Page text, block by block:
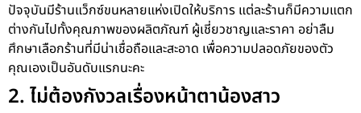
ปัจจุบันมีร้านแว็กซ์ขนหลายแห่งเปิดให้บริการ แต่ละร้านก็มีความแตก
ต่างกันไปทั้งคุณภาพของผลิตภัณฑ์ ผู้เชี่ยวชาญและราคา อย่าลืม
ศึกษาเลือกร้านที่มีน่าเชื่อถือและสะอาด เพื่อความปลอดภัยของตัว
คุณเองเป็นอันดับแรกนะคะ
2. ไม่ต้องกังวลเรื่องหน้าตาน้องสาว